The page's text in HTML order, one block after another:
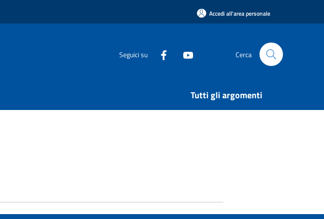
Accedi all'area personale
Seguici su Cerca
Tutti gli argomenti